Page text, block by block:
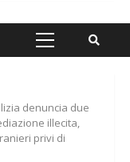
Primary
denuncia due
illecita,
privi di